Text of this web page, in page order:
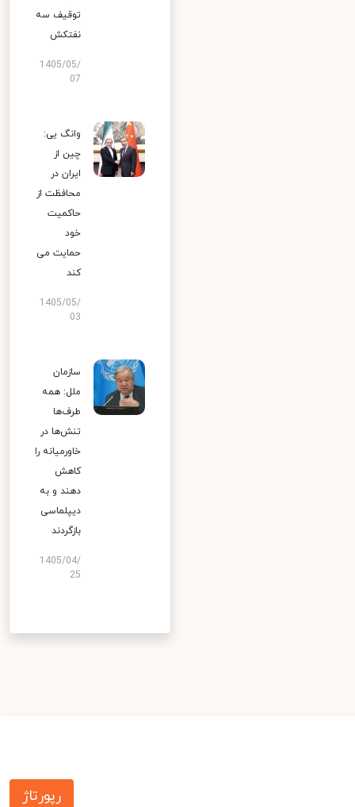
توقیف سه
نفتکش
1405/05/
07
وانگ یی:
چین از
ایران در
محافظت از
حاکمیت
خود
حمایت می
کند
1405/05/
03
سازمان
ملل: همه
طرف‌ها
تنش‌ها در
خاورمیانه را
کاهش
دهند و به
دیپلماسی
بازگردند
1405/04/
25
رپورتاژ